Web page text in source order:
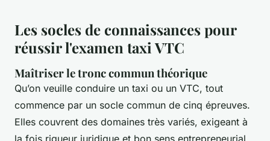
Les socles de connaissances pour
réussir l'examen taxi VTC
Maîtriser le tronc commun théorique
Qu’on veuille conduire un taxi ou un VTC, tout
commence par un socle commun de cinq épreuves.
Elles couvrent des domaines très variés, exigeant à